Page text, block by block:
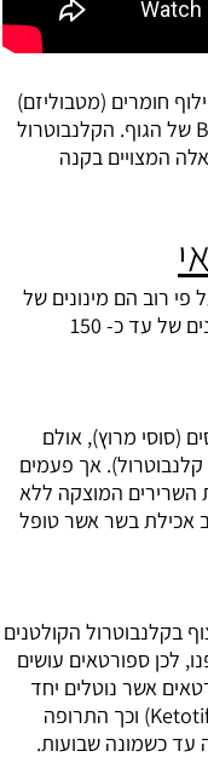
חומרים (מטבוליזם)
של השומנים, בעת ובעונה אחת האטה BMR של הגוף. הקלנבוטרול
המצויים בקנה
פי רוב הם מינונים של
כ- 20 עד 60 מיקרוגרם ליום. ולעיתים מינונים של עד כ- 150
(סוסי מרוץ), אולם
קלנבוטרול). אך פעמים
השרירים המוצקה ללא
אכילת בשר אשר טופל
בקלנבוטרול הקולטנים
לכן ספורטאים עושים
אשר נוטלים יחד
עם הקלנבוטרול את התרופה קטוטיפן (Ketotifen) וכך התרופה
כשמונה שבועות.